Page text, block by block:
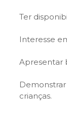
Ter
Interesse
Apresentar
crianças.